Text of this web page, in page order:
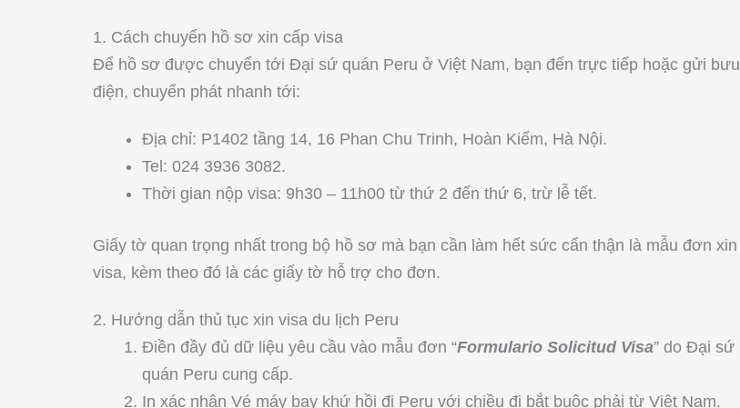
1. Cách chuyển hồ sơ xin cấp visa
Để hồ sơ được chuyển tới Đại sứ quán Peru ở Việt Nam, bạn đến trực tiếp hoặc gửi bưu
điện, chuyển phát nhanh tới:
Địa chỉ: P1402 tầng 14, 16 Phan Chu Trinh, Hoàn Kiếm, Hà Nội.
Tel: 024 3936 3082.
Thời gian nộp visa: 9h30 – 11h00 từ thứ 2 đến thứ 6, trừ lễ tết.
Giấy tờ quan trọng nhất trong bộ hồ sơ mà bạn cần làm hết sức cẩn thận là mẫu đơn xin
visa, kèm theo đó là các giấy tờ hỗ trợ cho đơn.
2. Hướng dẫn thủ tục xin visa du lịch Peru
Điền đầy đủ dữ liệu yêu cầu vào mẫu đơn “Formulario Solicitud Visa” do Đại sứ
quán Peru cung cấp.
In xác nhận Vé máy bay khứ hồi đi Peru với chiều đi bắt buộc phải từ Việt Nam.